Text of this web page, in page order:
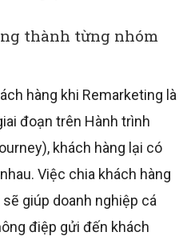
thành từng nhóm
hàng khi Remarketing là
đoạn trên Hành trình
khách hàng lại có
Việc chia khách hàng
giúp doanh nghiệp cá
điệp gửi đến khách